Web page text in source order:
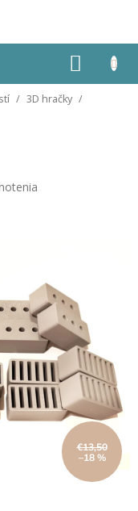
KOŠÍK
/ 3D hračky /
€13,50
–18 %